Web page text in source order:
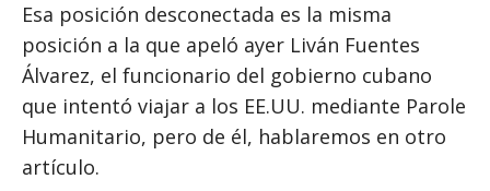
Esa posición desconectada es la misma
posición a la que apeló ayer Liván Fuentes
Álvarez, el funcionario del gobierno cubano
que intentó viajar a los EE.UU. mediante Parole
Humanitario, pero de él, hablaremos en otro
artículo.